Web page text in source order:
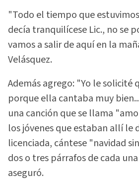
"Todo el tiempo que
decía tranquilícese Lic., no se
vamos a salir de aquí en la
Velásquez.
Además agrego: "Yo le solicité
porque ella cantaba muy
una canción que se llama
los jóvenes que estaban allí le
licenciada, cántese "navidad
dos o tres párrafos de cada
aseguró.